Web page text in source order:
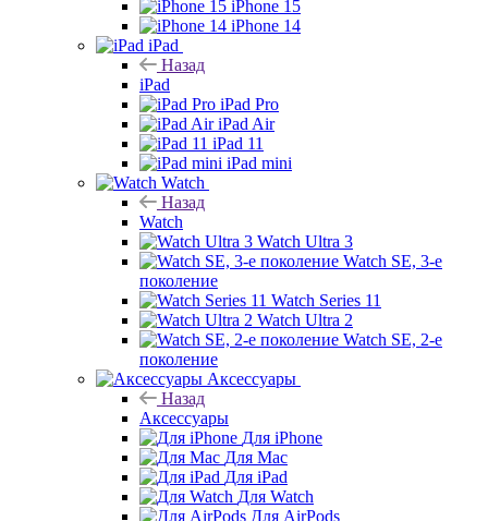
iPhone 15
iPhone 14
iPad
Назад
iPad
iPad Pro
iPad Air
iPad 11
iPad mini
Watch
Назад
Watch
Watch Ultra 3
Watch SE, 3-е
поколение
Watch Series 11
Watch Ultra 2
Watch SE, 2-е
поколение
Аксессуары
Назад
Аксессуары
Для iPhone
Для Mac
Для iPad
Для Watch
Для AirPods